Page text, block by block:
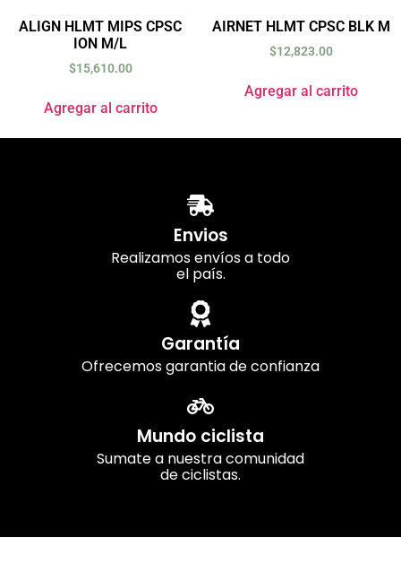
ALIGN HLMT MIPS CPSC
ION M/L
$15,610.00
Agregar al carrito
AIRNET HLMT CPSC BLK M
$12,823.00
Agregar al carrito
Envios
Realizamos envíos a todo
el país.
Garantía
Ofrecemos garantia de confianza
Mundo ciclista
Sumate a nuestra comunidad
de ciclistas.